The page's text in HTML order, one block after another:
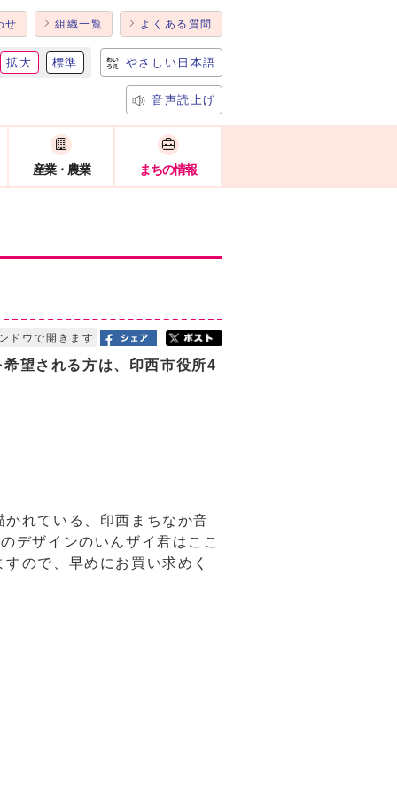
せ 組織一覧 よくある質問
拡大 標準 やさしい日本語
音声読上げ
産業・農業 まちの情報
ドウで開きます
希望される方は、印西市役所4
れている、印西まちなか音
デザインのいんザイ君はここ
ので、早めにお買い求めく